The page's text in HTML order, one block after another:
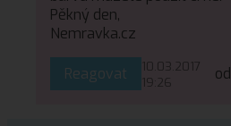
Pěkný den,
Nemravka.cz
Reagovat
10.03.2017
19:26